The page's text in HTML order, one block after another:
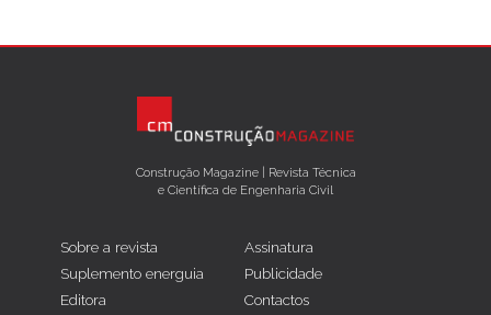
Construção Magazine | Revista Técnica
e Científica de Engenharia Civil
Sobre a revista
Suplemento energuia
Editora
Assinatura
Publicidade
Contactos